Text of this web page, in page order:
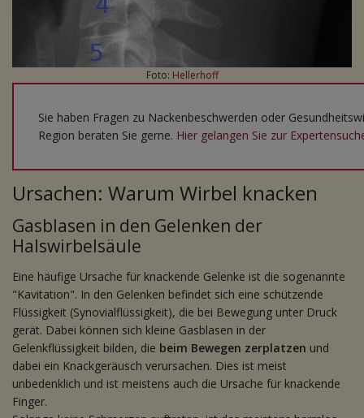
Foto: Hellerhoff
Sie haben Fragen zu Nackenbeschwerden oder
Region beraten Sie gerne. Hier gelangen Sie zur
Ursachen: Warum Wirbel knacken
Gasblasen in den Gelenken der
Halswirbelsäule
Eine häufige Ursache für knackende Gelenke ist die sogenannte
"Kavitation". In den Gelenken befindet sich eine schützende
Flüssigkeit (Synovialflüssigkeit), die bei Bewegung unter Druck
gerät. Dabei können sich kleine Gasblasen in der
Gelenkflüssigkeit bilden, die beim Bewegen zerplatzen und
dabei ein Knackgeräusch verursachen. Dies ist meist
unbedenklich und ist meistens auch die Ursache für knackende
Finger.